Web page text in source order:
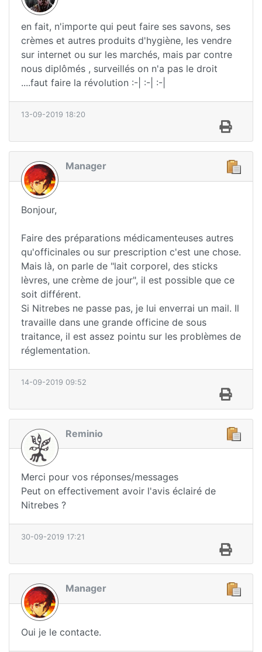
en fait, n'importe qui peut faire ses savons, ses
crèmes et autres produits d'hygiène, les vendre
sur internet ou sur les marchés, mais par contre
nous diplômés , surveillés on n'a pas le droit
....faut faire la révolution :-| :-| :-|
13-09-2019 18:20
Manager
Bonjour,
Faire des préparations médicamenteuses autres
qu'officinales ou sur prescription c'est une chose.
Mais là, on parle de "lait corporel, des sticks
lèvres, une crème de jour", il est possible que ce
soit différent.
Si Nitrebes ne passe pas, je lui enverrai un mail. Il
travaille dans une grande officine de sous
traitance, il est assez pointu sur les problèmes de
réglementation.
14-09-2019 09:52
Reminio
Merci pour vos réponses/messages
Peut on effectivement avoir l'avis éclairé de
Nitrebes ?
30-09-2019 17:21
Manager
Oui je le contacte.